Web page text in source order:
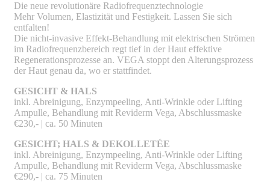
Die neue revolutionäre Radiofrequenztechnologie
Mehr Volumen, Elastizität und Festigkeit. Lassen Sie sich
entfalten!
Die nicht-invasive Effekt-Behandlung mit elektrischen Strömen
im Radiofrequenzbereich regt tief in der Haut effektive
Regenerationsprozesse an. VEGA stoppt den Alterungsprozess
der Haut genau da, wo er stattfindet.
GESICHT & HALS
inkl. Abreinigung, Enzympeeling, Anti-Wrinkle oder Lifting
Ampulle, Behandlung mit Reviderm Vega, Abschlussmaske
€230,- | ca. 50 Minuten
GESICHT; HALS & DEKOLLETÉE
inkl. Abreinigung, Enzympeeling, Anti-Wrinkle oder Lifting
Ampulle, Behandlung mit Reviderm Vega, Abschlussmaske
€290,- | ca. 75 Minuten